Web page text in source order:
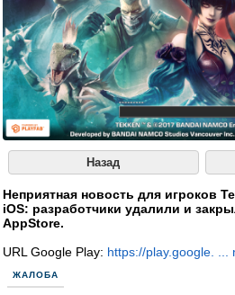
Назад
Неприятная новость для игроков
iOS: разработчики удалили и
AppStore.
URL Google Play: https://play.google. ...
ЖАЛОБА